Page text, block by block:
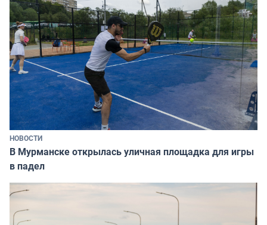
НОВОСТИ
В Мурманске открылась уличная площадка для игры
в падел